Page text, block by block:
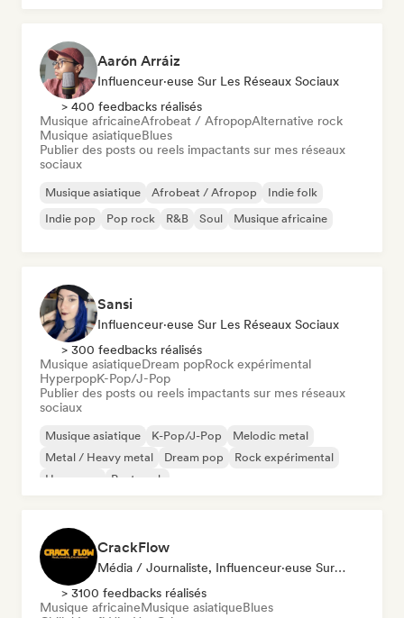
Aarón Arráiz
Influenceur·euse Sur Les Réseaux Sociaux
> 400 feedbacks réalisés
Musique africaineAfrobeat / AfropopAlternative rock
Musique asiatiqueBlues
Publier des posts ou reels impactants sur mes réseaux
sociaux
Musique asiatique Afrobeat / Afropop
Indie folk
Indie pop
Pop rock R&B Soul Musique africaine
Sansi
Influenceur·euse Sur Les Réseaux Sociaux
> 300 feedbacks réalisés
Musique asiatiqueDream popRock expérimental
HyperpopK-Pop/J-Pop
Publier des posts ou reels impactants sur mes réseaux
sociaux
Musique asiatique K-Pop/J-Pop
Melodic metal
Metal / Heavy metal
Dream pop
Rock expérimental
Hyperpop
Post punk
CrackFlow
Média / Journaliste, Influenceur·euse Sur Les Réseaux Sociaux
> 3100 feedbacks réalisés
Musique africaineMusique asiatiqueBlues